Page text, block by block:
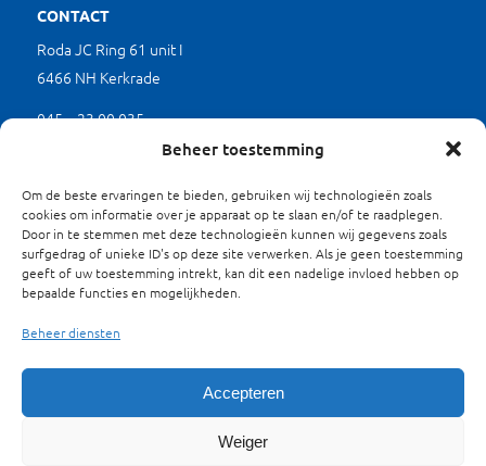
Beheer toestemming
Om de beste ervaringen te bieden, gebruiken wij technologieën zoals
cookies om informatie over je apparaat op te slaan en/of te raadplegen.
Door in te stemmen met deze technologieën kunnen wij gegevens zoals
surfgedrag of unieke ID's op deze site verwerken. Als je geen toestemming
geeft of uw toestemming intrekt, kan dit een nadelige invloed hebben op
bepaalde functies en mogelijkheden.
Beheer diensten
Accepteren
Weiger
CONTACT
Roda JC Ring 61 unit I
6466 NH Kerkrade
045 – 23 00 035
(werkdagen tussen 9.00 en 17.00 uur)
mkb@limburgverduurzaamt.nl
SITEMAP
Waarom Verduurzamen?
Projecten
Energieloket
Over ons
Privacyverklaring